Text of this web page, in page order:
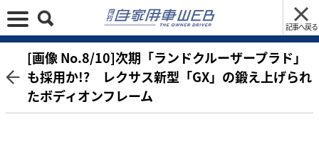
記事へ戻る
[画像 No.8/10]次期「ランドクルーザープラド」
も採用か!? レクサス新型「GX」の鍛え上げられ
たボディオンフレーム